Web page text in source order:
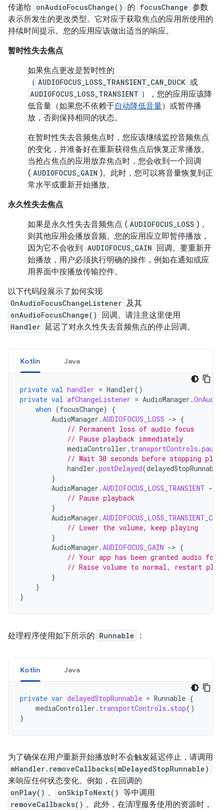
传递给 onAudioFocusChange() 的 focusChange 参数
表示所发生的更改类型。它对应于获取焦点的应用所使用的
持续时间提示。您的应用应该做出适当的响应。
暂时性失去焦点
如果焦点更改是暂时性的
（ AUDIOFOCUS_LOSS_TRANSIENT_CAN_DUCK 或
AUDIOFOCUS_LOSS_TRANSIENT ），您的应用应该降
低音量（如果您不依赖于自动降低音量）或暂停播
放，否则保持相同的状态。
在暂时性失去音频焦点时，您应该继续监控音频焦点
的变化，并准备好在重新获得焦点后恢复正常播放。
当抢占焦点的应用放弃焦点时，您会收到一个回调
( AUDIOFOCUS_GAIN )。此时，您可以将音量恢复到正
常水平或重新开始播放。
永久性失去焦点
如果是永久性失去音频焦点 ( AUDIOFOCUS_LOSS )，
则其他应用会播放音频。您的应用应立即暂停播放，
因为它不会收到 AUDIOFOCUS_GAIN
回调。要重新开
始播放，用户必须执行明确的操作，例如在通知或应
用界面中按播放传输控件。
以下代码段展示了如何实现
OnAudioFocusChangeListener 及其
onAudioFocusChange() 回调。请注意这里使用
Handler 延迟了对永久性失去音频焦点的停止回调。
Kotlin Java
private val handler = Handler()
private val afChangeListener = AudioManager .
when (focusChange)
{
AudioManager .AUDIOFOCUS_LOSS -> {
// Permanent loss of audio focus
// Pause playback immediately
mediaController . transportControls .pause
// Wait 30 seconds before stopping
handler .postDelayed(delayedStopRunnable
}
AudioManager .AUDIOFOCUS_LOSS_TRANSIENT -
// Pause playback
}
AudioManager .
// Lower the volume, keep playing
}
AudioManager .AUDIOFOCUS_GAIN -> {
// Your app has been granted audio
// Raise volume to normal, restart
}
}
}
处理程序使用如下所示的 Runnable ：
Kotlin Java
private var delayedStopRunnable = Runnable {
mediaController . transportControls . stop()
}
为了确保在用户重新开始播放时不会触发延迟停止，请调用
mHandler.removeCallbacks(mDelayedStopRunnable)
来响应任何状态变化。例如，在回调的
onPlay() 、 onSkipToNext() 等中调用
removeCallbacks() 。此外，在清理服务使用的资源时，